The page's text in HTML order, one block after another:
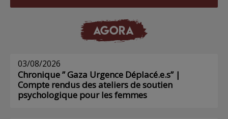
AGORA
03/08/2026
Chronique ” Gaza Urgence Déplacé.e.s” |
Compte rendus des ateliers de soutien
psychologique pour les femmes